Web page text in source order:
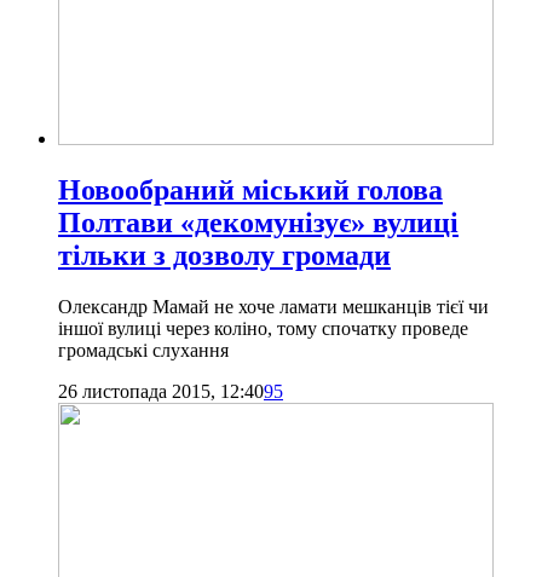
Новообраний міський голова
Полтави «декомунізує» вулиці
тільки з дозволу громади
Олександр Мамай не хоче ламати мешканців тієї чи
іншої вулиці через коліно, тому спочатку проведе
громадські слухання
26 листопада 2015, 12:4095